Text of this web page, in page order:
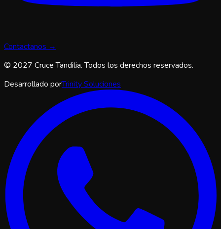
Contactanos →
© 2027 Cruce Tandilia. Todos los derechos reservados.
Desarrollado porTrinity Soluciones